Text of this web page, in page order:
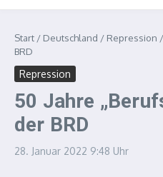
Start / Deutschland / Repression /
BRD
Repression
50 Jahre
der BRD
28. Januar 2022 9:48 Uhr